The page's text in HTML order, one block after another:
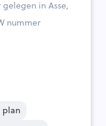
in Asse,
nummer
plan